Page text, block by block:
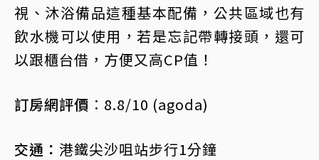
視、沐浴備品這種基本配備，公共區域也有
飲水機可以使用，若是忘記帶轉接頭，還可
以跟櫃台借，方便又高CP值！
訂房網評價︰ 8.8/10 (agoda)
交通： 港鐵尖沙咀站步行1分鐘